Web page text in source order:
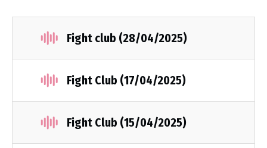
Fight club (28/04/2025)
Fight Club (17/04/2025)
Fight Club (15/04/2025)